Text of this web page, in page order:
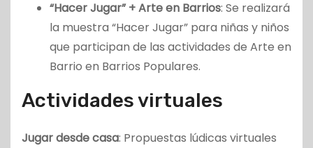
“Hacer Jugar” + Arte en Barrios: Se realizará
la muestra “Hacer Jugar” para niñas y niños
que participan de las actividades de Arte en
Barrio en Barrios Populares.
Actividades virtuales
Jugar desde casa: Propuestas lúdicas virtuales